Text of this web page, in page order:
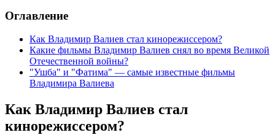
Оглавление
Как Владимир Валиев стал кинорежиссером?
Какие фильмы Владимир Валиев снял во время Великой
Отечественной войны?
"Ушба" и "Фатима" — самые известные фильмы
Владимира Валиева
Как Владимир Валиев стал
кинорежиссером?